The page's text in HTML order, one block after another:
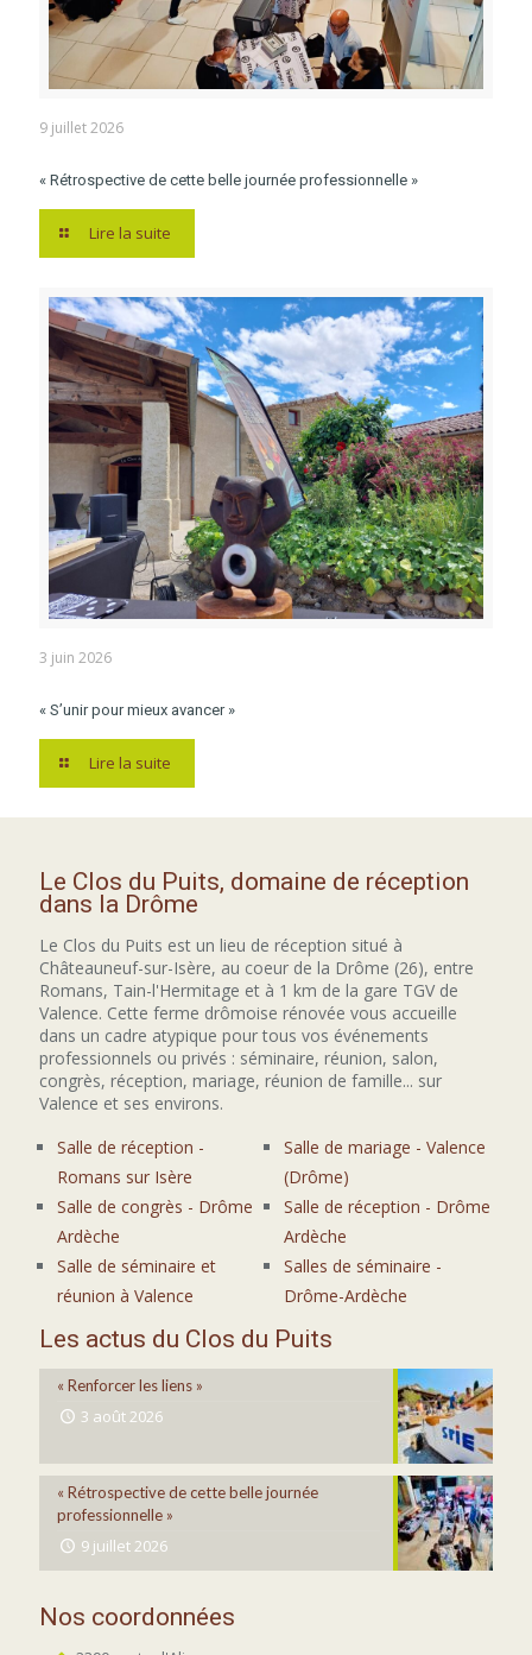
9 juillet 2026
« Rétrospective de cette belle journée professionnelle »
Lire la suite
3 juin 2026
« S’unir pour mieux avancer »
Lire la suite
Le Clos du Puits, domaine de réception
dans la Drôme
Le Clos du Puits est un lieu de réception situé à
Châteauneuf-sur-Isère, au coeur de la Drôme (26), entre
Romans, Tain-l'Hermitage et à 1 km de la gare TGV de
Valence. Cette ferme drômoise rénovée vous accueille
dans un cadre atypique pour tous vos événements
professionnels ou privés : séminaire, réunion, salon,
congrès, réception, mariage, réunion de famille... sur
Valence et ses environs.
Salle de réception -
Romans sur Isère
Salle de congrès - Drôme
Ardèche
Salle de séminaire et
réunion à Valence
Salle de mariage - Valence
(Drôme)
Salle de réception - Drôme
Ardèche
Salles de séminaire -
Drôme-Ardèche
Les actus du Clos du Puits
« Renforcer les liens »
3 août 2026
« Rétrospective de cette belle journée
professionnelle »
9 juillet 2026
Nos coordonnées